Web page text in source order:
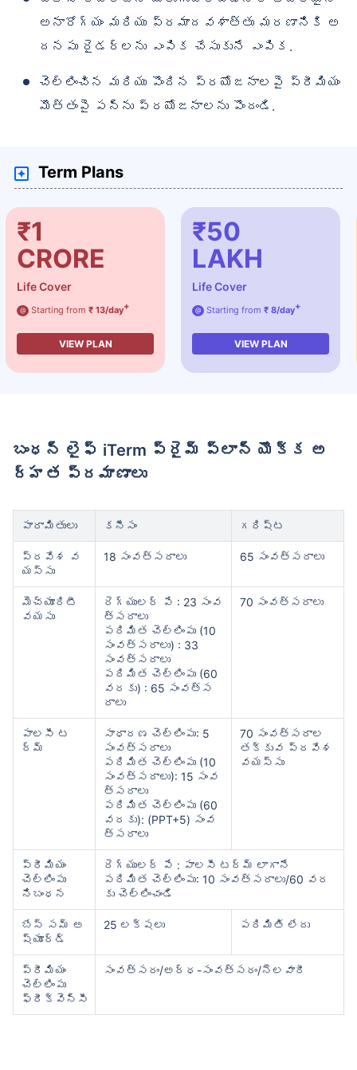
అనారోగ్యం మరియు ప్రమాదవశాత్తు మరణానికి అ
దనపు రైడర్‌లను ఎంపిక చేసుకునే ఎంపిక.
చెల్లించిన మరియు పొందిన ప్రయోజనాలపై ప్రీమియం
మొత్తంపై పన్ను ప్రయోజనాలను పొందండి.
Term Plans
₹1
CRORE
Life Cover
@ Starting from ₹ 13/day+
VIEW PLAN
₹50
LAKH
Life Cover
@ Starting from ₹ 8/day+
VIEW PLAN
బంధన్ లైఫ్ iTerm ప్రైమ్ ప్లాన్ యొక్క అ
ర్హత ప్రమాణాలు
పారామితులు కనీసం గరిష్ట
ప్రవేశ వ
యస్సు
18 సంవత్సరాలు 65 సంవత్సరాలు
మెచ్యూరిటీ
వయసు
రెగ్యులర్ పే : 23 సంవ
త్సరాలు
పరిమిత చెల్లింపు (10
సంవత్సరాలు) : 33
సంవత్సరాలు
పరిమిత చెల్లింపు (60
వరకు) : 65 సంవత్స
రాలు
70 సంవత్సరాలు
పాలసీ ట
ర్మ్
సాధారణ చెల్లింపు: 5
సంవత్సరాలు
పరిమిత చెల్లింపు (10
సంవత్సరాలు): 15 సంవ
త్సరాలు
పరిమిత చెల్లింపు (60
వరకు): (PPT+5) సంవ
త్సరాలు
70 సంవత్సరాల
తక్కువ ప్రవేశ
వయస్సు
ప్రీమియం
చెల్లింపు
నిబంధన
రెగ్యులర్ పే : పాలసీ టర్మ్ లాగానే
పరిమిత చెల్లింపు: 10 సంవత్సరాలు/60 వర
కు చెల్లించండి
బేస్ సమ్ అ
ష్యూర్డ్
25 లక్షలు పరిమితి లేదు
ప్రీమియం
చెల్లింపు
ఫ్రీక్వెన్సీ
సంవత్సరం/అర్ధ-సంవత్సరం/నెలవారీ